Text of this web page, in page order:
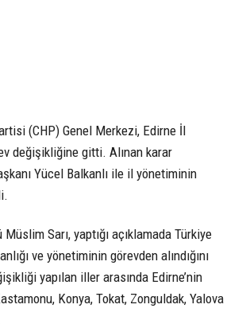
(CHP) Genel Merkezi, Edirne İl
değişikliğine gitti. Alınan karar
Yücel Balkanlı ile il yönetiminin
Sarı, yaptığı açıklamada Türkiye
ve yönetiminin görevden alındığını
yapılan iller arasında Edirne’nin
Konya, Tokat, Zonguldak, Yalova